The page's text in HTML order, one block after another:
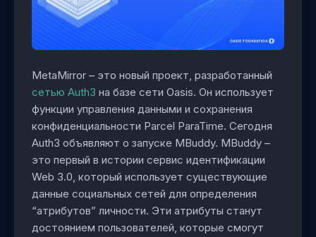
MetaMirror – это новый проект, разработанный
сетью Auth3 на базе сети Oasis. Он использует
функции управления данными и сохранения
конфиденциальности Parcel ParaTime. Сегодня
Auth3 объявляют о запуске MBuddy. MBuddy –
это первый в истории сервис идентификации
Web 3.0, который использует существующие
данные социальных сетей для определения
“атрибутов” личности. Эти атрибуты станут
достоянием пользователей, которые смогут